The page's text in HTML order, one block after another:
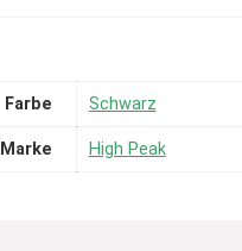
Farbe Schwarz
Marke High Peak